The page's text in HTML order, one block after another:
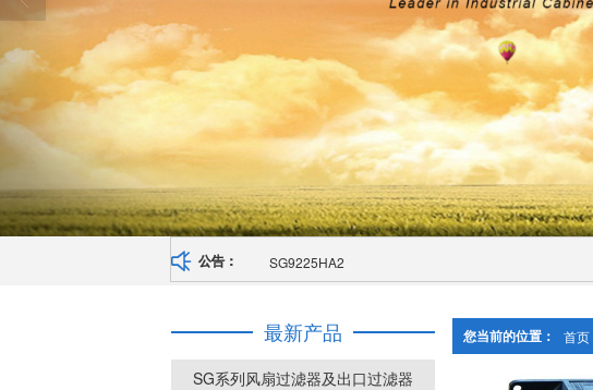
公告： SG9225HA2
您当前的位置： 首页
最新产品
SG系列风扇过滤器及出口过滤器